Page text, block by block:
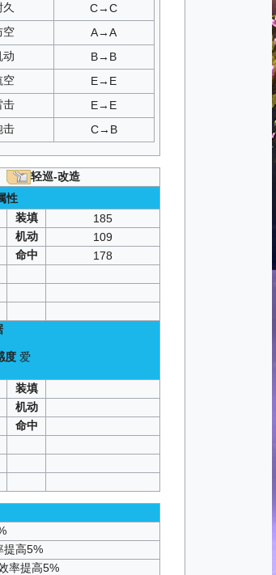
C→C
空
A→A
动
B→B
空
E→E
击
E→E
击
C→B
轻巡-改造
性
装填
185
机动
109
命中
178
度 爱
装填
机动
命中
提高5%
率提高5%